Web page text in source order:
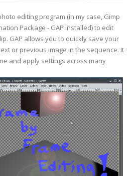
editing program (in my case, Gimp
Package - GAP installed) to edit
GAP allows you to quickly save your
or previous image in the sequence. It
and apply settings across many